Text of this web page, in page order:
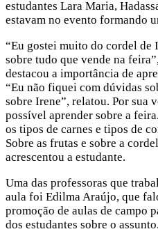
estudantes Lara Maria,
estavam no evento formando
“Eu gostei muito do cordel de
sobre tudo que vende na
destacou a importância de
“Eu não fiquei com dúvidas
sobre Irene”, relatou. Por sua
possível aprender sobre a
os tipos de carnes e tipos de
Sobre as frutas e sobre a
acrescentou a estudante.
Uma das professoras que
aula foi Edilma Araújo, que
promoção de aulas de campo
dos estudantes sobre o assunto.